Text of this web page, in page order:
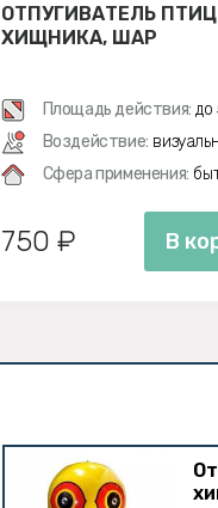
ОТПУГИВАТЕЛЬ ПТИЦ
ХИЩНИКА, ШАР
Площадь действия: до
Воздействие:
Сфера применения:
750 ₽ В